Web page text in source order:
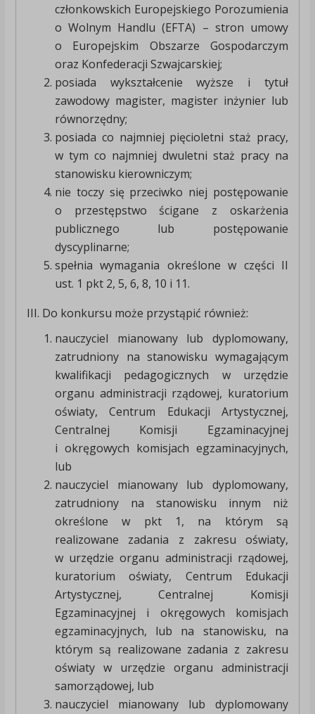
członkowskich Europejskiego Porozumienia
o Wolnym Handlu (EFTA) – stron umowy
o Europejskim Obszarze Gospodarczym
oraz Konfederacji Szwajcarskiej;
posiada wykształcenie wyższe i tytuł
zawodowy magister, magister inżynier lub
równorzędny;
posiada co najmniej pięcioletni staż pracy,
w tym co najmniej dwuletni staż pracy na
stanowisku kierowniczym;
nie toczy się przeciwko niej postępowanie
o przestępstwo ścigane z oskarżenia
publicznego lub postępowanie
dyscyplinarne;
spełnia wymagania określone w części II
ust. 1 pkt 2, 5, 6, 8, 10 i 11.
III. Do konkursu może przystąpić również:
nauczyciel mianowany lub dyplomowany,
zatrudniony na stanowisku wymagającym
kwalifikacji pedagogicznych w urzędzie
organu administracji rządowej, kuratorium
oświaty, Centrum Edukacji Artystycznej,
Centralnej Komisji Egzaminacyjnej
i okręgowych komisjach egzaminacyjnych,
lub
nauczyciel mianowany lub dyplomowany,
zatrudniony na stanowisku innym niż
określone w pkt 1, na którym są
realizowane zadania z zakresu oświaty,
w urzędzie organu administracji rządowej,
kuratorium oświaty, Centrum Edukacji
Artystycznej, Centralnej Komisji
Egzaminacyjnej i okręgowych komisjach
egzaminacyjnych, lub na stanowisku, na
którym są realizowane zadania z zakresu
oświaty w urzędzie organu administracji
samorządowej, lub
nauczyciel mianowany lub dyplomowany